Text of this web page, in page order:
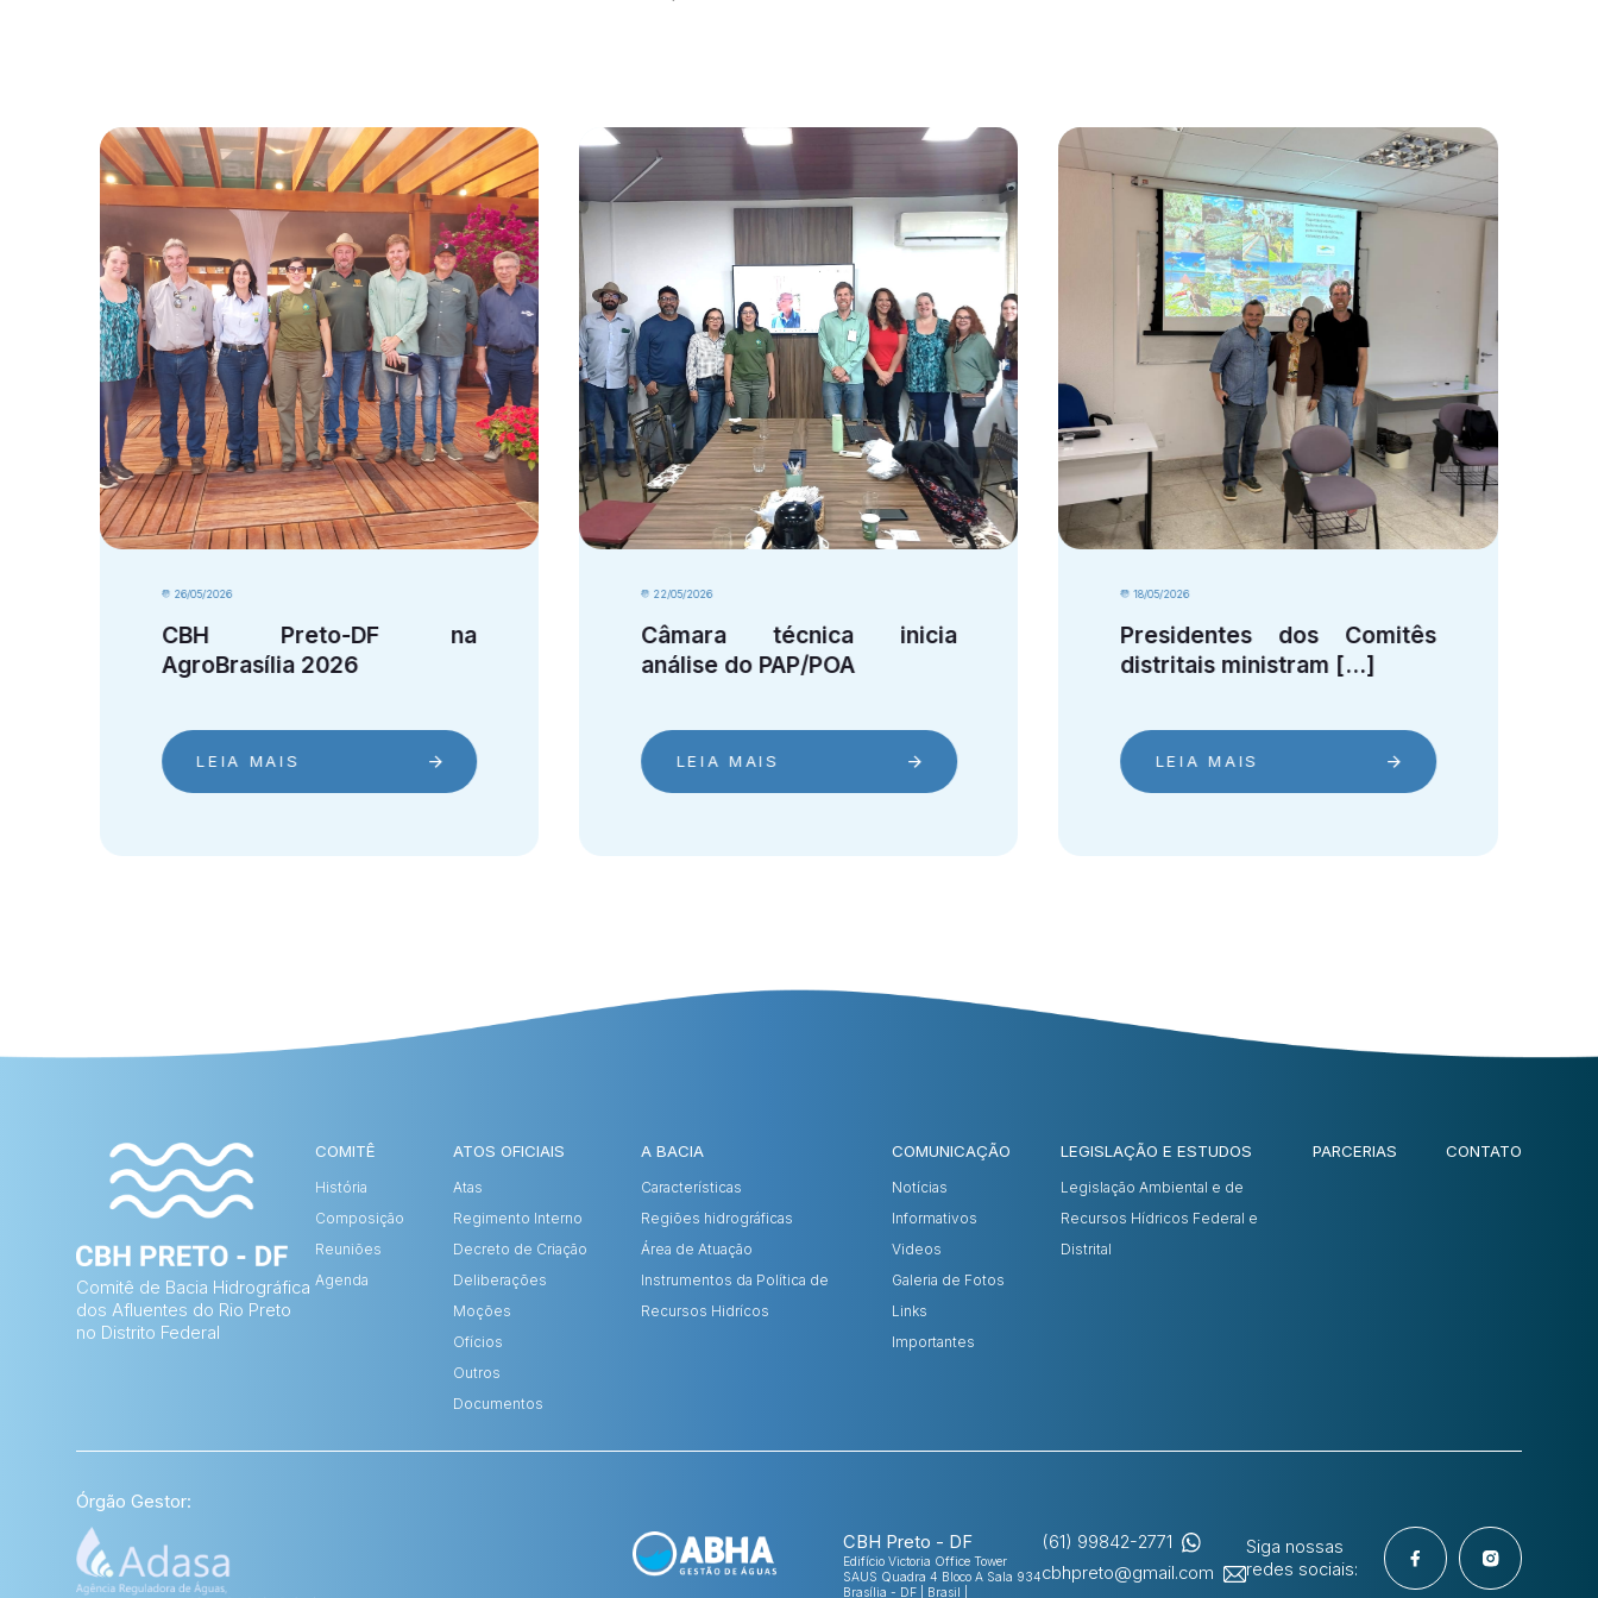
22/05/2026
Câmara técnica inicia
análise do PAP/POA
LEIA MAIS
18/05/2026
Presidentes dos Comitês
distritais ministram [...]
LEIA MAIS
12/05/2026
Mudanças climáticas,
segurança e [...]
LEIA MAIS
Comitê de Bacia Hidrográfica
dos Afluentes do Rio Preto
no Distrito Federal
COMITÊ
História
Composição
Reuniões
Agenda
ATOS OFICIAIS
Atas
Regimento Interno
Decreto de Criação
Deliberações
Moções
Ofícios
Outros
Documentos
A BACIA
Características
Regiões hidrográficas
Área de Atuação
Instrumentos da Política de
Recursos Hidrícos
COMUNICAÇÃO
Notícias
Informativos
Videos
Galeria de Fotos
Links
Importantes
LEGISLAÇÃO E ESTUDOS
Legislação Ambiental e de
Recursos Hídricos Federal e
Distrital
PARCERIAS CONTATO
Órgão Gestor:
CBH Preto - DF
Edifício Victoria Office Tower
SAUS Quadra 4 Bloco A Sala 934
Brasília - DF | Brasil |
(61) 99842-2771
cbhpreto@gmail.com
Siga nossas
redes sociais: